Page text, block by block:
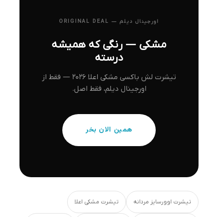
اورجینال دیلم — ORIGINAL DEAL
مشکی — رنگی که همیشه
درسته
تیشرت لش باکسی مشکی اعلا ۲۰۲۶ — فقط از
اورجینال دیلم، فقط اصل.
همین الان بخر
تیشرت اوورسایز مردانه تیشرت مشکی اعلا